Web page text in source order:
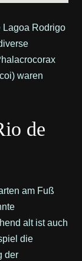
Lagoa Rodrigo
waren
de
am Fuß
alt ist auch
die
der